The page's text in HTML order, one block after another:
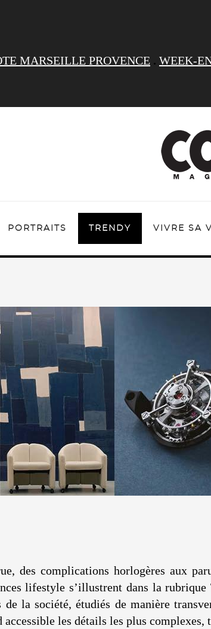
MARSEILLE PROVENCE . WEEK-
PORTRAITS TRENDY VIVRE SA
des complications horlogères aux
lifestyle s’illustrent dans la rubrique
de la société, étudiés de manière
accessible les détails les plus complexes,